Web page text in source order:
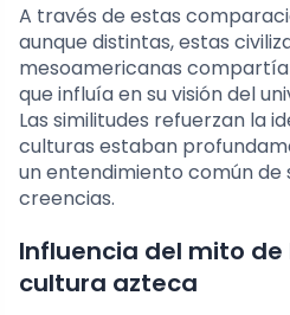
A través de estas
aunque distintas, estas
mesoamericanas
que influía en su visión del
Las similitudes refuerzan la
culturas estaban
un entendimiento común de
creencias.
Influencia del mito
cultura azteca